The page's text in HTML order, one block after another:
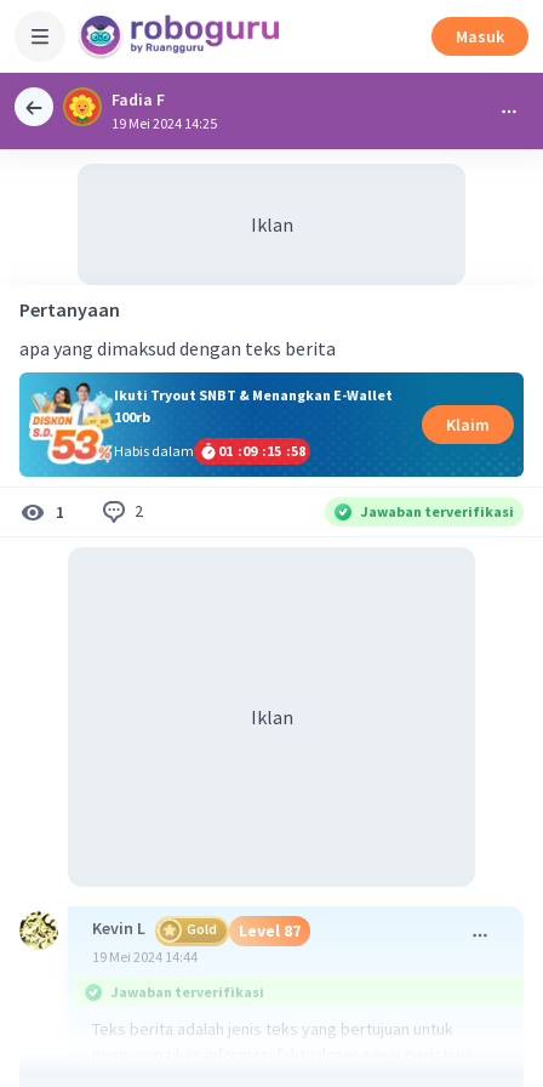
Masuk
Fadia F
19 Mei 2024 14:25
Iklan
Pertanyaan
apa yang dimaksud dengan teks berita
Ikuti Tryout SNBT & Menangkan E-Wallet
100rb
Habis dalam
01 :09 :15 :57
Klaim
1 2 Jawaban terverifikasi
Iklan
Kevin L Gold Level 87
19 Mei 2024 14:44
Jawaban terverifikasi
Teks berita adalah jenis teks yang bertujuan untuk